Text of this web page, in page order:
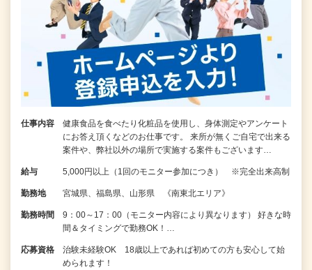
仕事内容
健康食品を食べたり化粧品を使用し、身体測定やアンケート
にお答え頂くなどのお仕事です。 来所が無くご自宅で出来る
案件や、弊社以外の場所で実施する案件もございます…
給与 5,000円以上（1回のモニター参加につき） ※完全出来高制
勤務地 宮城県、福島県、山形県 《南東北エリア》
勤務時間
9：00～17：00（モニター内容により異なります） 好きな時
間＆タイミングで勤務OK！…
応募資格
治験未経験OK 18歳以上であれば初めての方も安心して始
められます！